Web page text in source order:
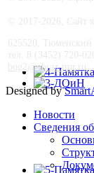
bog2@obraz-tmr.ru
Designed by
Новости
Сведения